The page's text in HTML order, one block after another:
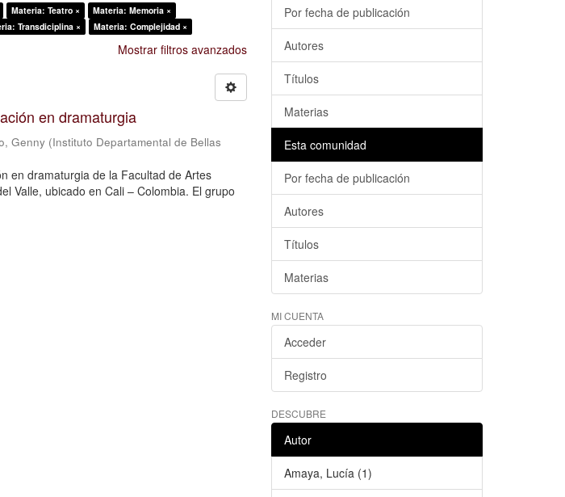
Materia: Teatro ×
Materia: Memoria ×
Transdiciplina × Materia: Complejidad ×
Mostrar filtros avanzados
en dramaturgia
Genny (Instituto Departamental de Bellas
en dramaturgia de la Facultad de Artes
Valle, ubicado en Cali – Colombia. El grupo
Por fecha de publicación
Autores
Títulos
Materias
Esta comunidad
Por fecha de publicación
Autores
Títulos
Materias
MI CUENTA
Acceder
Registro
DESCUBRE
Autor
Amaya, Lucía (1)